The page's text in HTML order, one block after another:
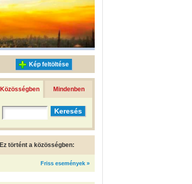
Kép feltöltése
Közösségben Mindenben
Ez történt a közösségben:
Friss események »